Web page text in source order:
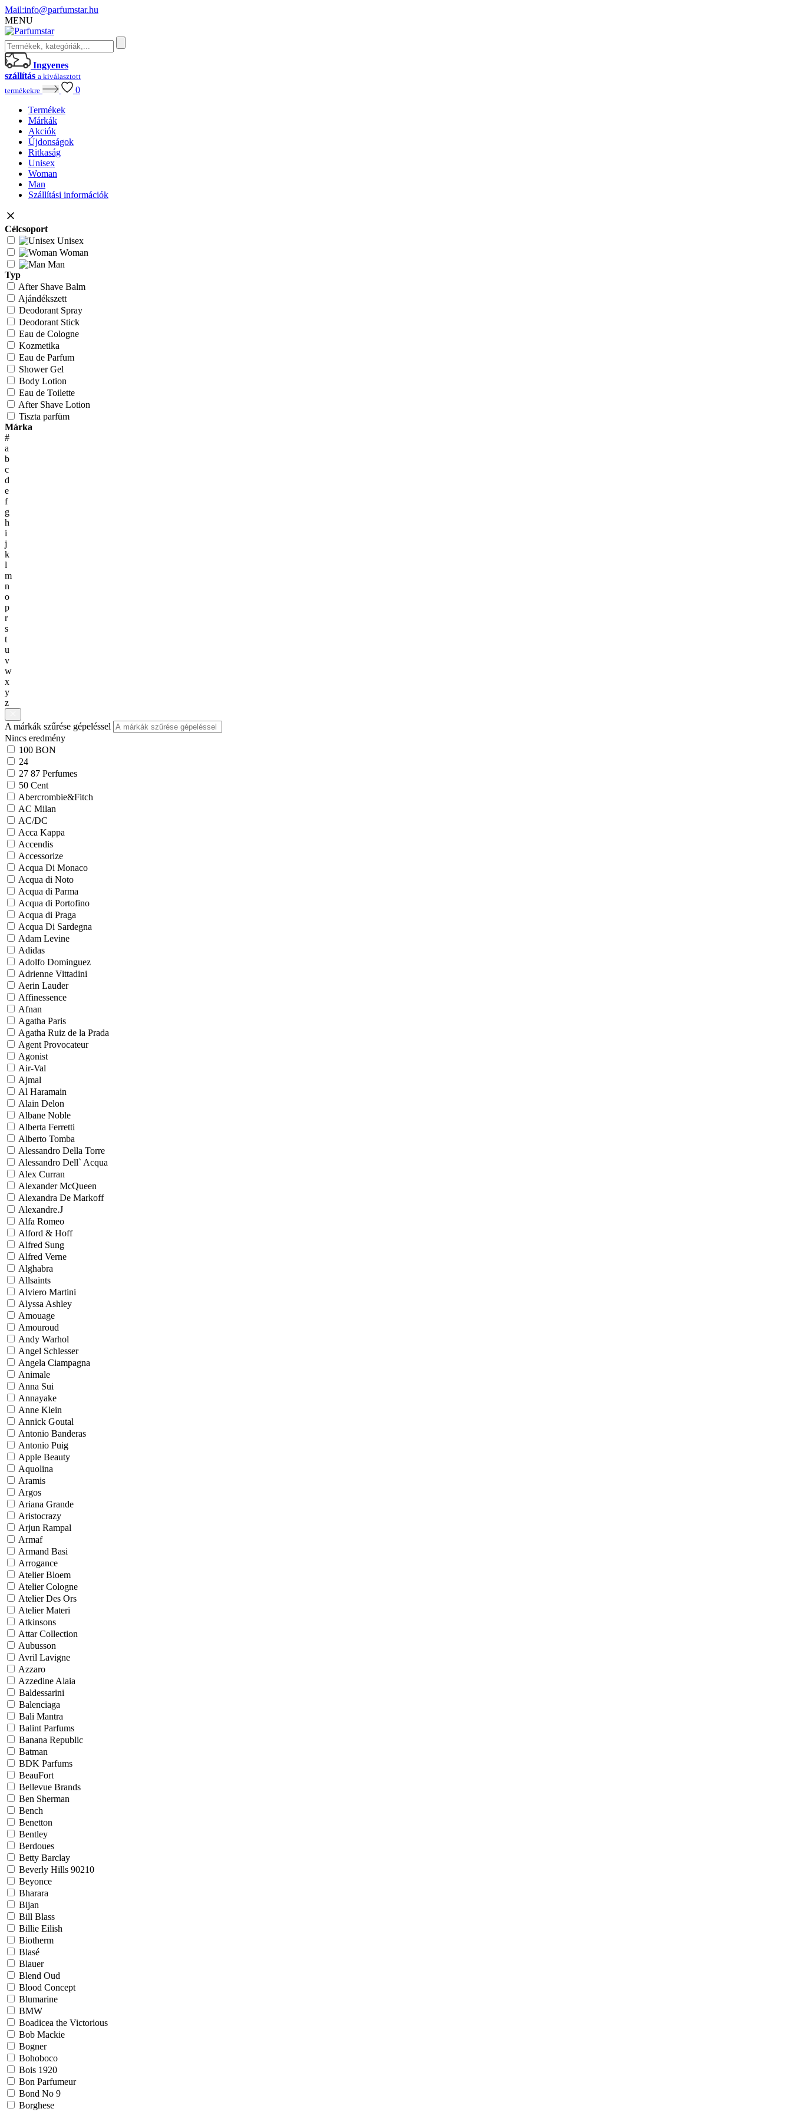
Mail:info@parfumstar.hu
MENU
Ingyenes
szállítás a kiválasztott
termékekre
0
Termékek
Márkák
Akciók
Újdonságok
Ritkaság
Unisex
Woman
Man
Szállítási információk
Célcsoport
Unisex
Woman
Man
Typ
After Shave Balm
Ajándékszett
Deodorant Spray
Deodorant Stick
Eau de Cologne
Kozmetika
Eau de Parfum
Shower Gel
Body Lotion
Eau de Toilette
After Shave Lotion
Tiszta parfüm
Márka
#
a
b
c
d
e
f
g
h
i
j
k
l
m
n
o
p
r
s
t
u
v
w
x
y
z
A márkák szűrése gépeléssel
Nincs eredmény
100 BON
24
27 87 Perfumes
50 Cent
Abercrombie&Fitch
AC Milan
AC/DC
Acca Kappa
Accendis
Accessorize
Acqua Di Monaco
Acqua di Noto
Acqua di Parma
Acqua di Portofino
Acqua di Praga
Acqua Di Sardegna
Adam Levine
Adidas
Adolfo Dominguez
Adrienne Vittadini
Aerin Lauder
Affinessence
Afnan
Agatha Paris
Agatha Ruiz de la Prada
Agent Provocateur
Agonist
Air-Val
Ajmal
Al Haramain
Alain Delon
Albane Noble
Alberta Ferretti
Alberto Tomba
Alessandro Della Torre
Alessandro Dell` Acqua
Alex Curran
Alexander McQueen
Alexandra De Markoff
Alexandre.J
Alfa Romeo
Alford & Hoff
Alfred Sung
Alfred Verne
Alghabra
Allsaints
Alviero Martini
Alyssa Ashley
Amouage
Amouroud
Andy Warhol
Angel Schlesser
Angela Ciampagna
Animale
Anna Sui
Annayake
Anne Klein
Annick Goutal
Antonio Banderas
Antonio Puig
Apple Beauty
Aquolina
Aramis
Argos
Ariana Grande
Aristocrazy
Arjun Rampal
Armaf
Armand Basi
Arrogance
Atelier Bloem
Atelier Cologne
Atelier Des Ors
Atelier Materi
Atkinsons
Attar Collection
Aubusson
Avril Lavigne
Azzaro
Azzedine Alaia
Baldessarini
Balenciaga
Bali Mantra
Balint Parfums
Banana Republic
Batman
BDK Parfums
BeauFort
Bellevue Brands
Ben Sherman
Bench
Benetton
Bentley
Berdoues
Betty Barclay
Beverly Hills 90210
Beyonce
Bharara
Bijan
Bill Blass
Billie Eilish
Biotherm
Blasé
Blauer
Blend Oud
Blood Concept
Blumarine
BMW
Boadicea the Victorious
Bob Mackie
Bogner
Bohoboco
Bois 1920
Bon Parfumeur
Bond No 9
Borghese